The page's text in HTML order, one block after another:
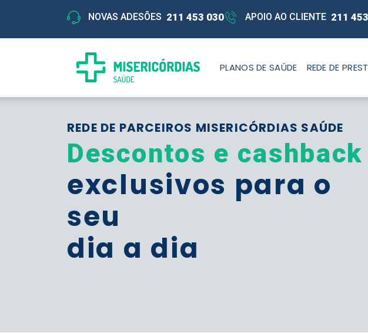
NOVAS ADESÕES 211 453 030 APOIO AO CLIENTE 211
PLANOS DE SAÚDE REDE DE
REDE DE PARCEIROS MISERICÓRDIAS SAÚDE
Descontos e cashback
exclusivos para o
seu
dia a dia